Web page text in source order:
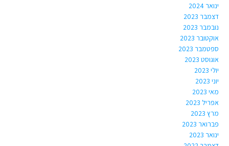
ינואר 2024
דצמבר 2023
נובמבר 2023
אוקטובר 2023
ספטמבר 2023
אוגוסט 2023
יולי 2023
יוני 2023
מאי 2023
אפריל 2023
מרץ 2023
פברואר 2023
ינואר 2023